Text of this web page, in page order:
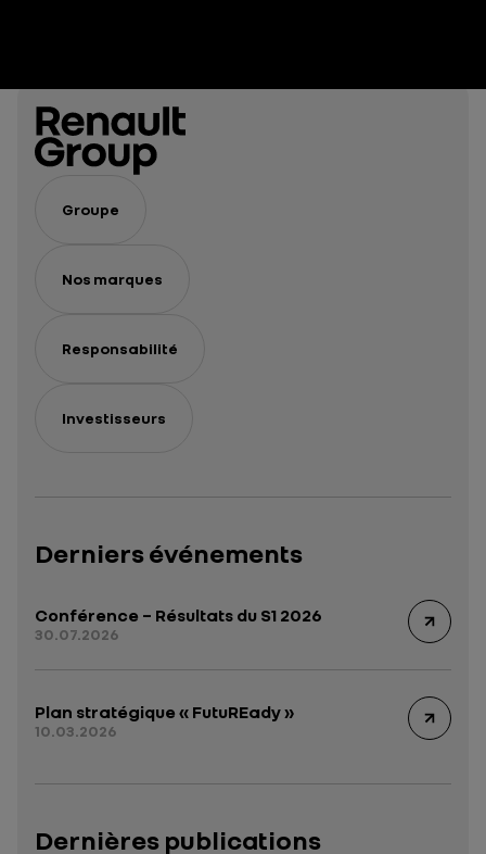
system
Groupe
Nos marques
Responsabilité
Investisseurs
Derniers événements
Conférence – Résultats du S1 2026
30.07.2026
Plan stratégique « FutuREady »
10.03.2026
Dernières publications